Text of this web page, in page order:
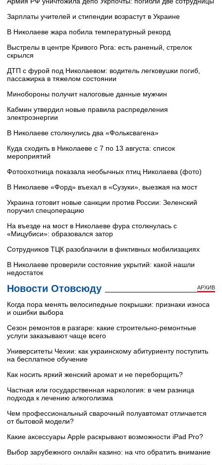
Зарплаты учителей и стипендии возрастут в Украине
В Николаеве жара побила температурный рекорд
Выстрелы в центре Кривого Рога: есть раненый, стрелок
скрылся
ДТП с фурой под Николаевом: водитель легковушки погиб,
пассажирка в тяжелом состоянии
Минобороны получит налоговые данные мужчин
Кабмин утвердил новые правила распределения
электроэнергии
В Николаеве столкнулись два «Фольксвагена»
Куда сходить в Николаеве с 7 по 13 августа: список
мероприятий
Фотоохотница показала необычных птиц Николаева (фото)
В Николаеве «Форд» въехал в «Сузуки», выезжая на мост
Украина готовит новые санкции против России: Зеленский
поручил спецоперацию
На въезде на мост в Николаеве фура столкнулась с
«Мицубиси»: образовался затор
Сотрудников ТЦК разоблачили в фиктивных мобилизациях
В Николаеве проверили состояние укрытий: какой нашли
недостаток
Новости Отовсюду АРХИВ
Когда пора менять велосипедные покрышки: признаки износа
и ошибки выбора
Сезон ремонтов в разгаре: какие строительно-ремонтные
услуги заказывают чаще всего
Университеты Чехии: как украинскому абитуриенту поступить
на бесплатное обучение
Как носить яркий женский аромат и не переборщить?
Частная или государственная наркология: в чем разница
подхода к лечению алкоголизма
Чем профессиональный сварочный полуавтомат отличается
от бытовой модели?
Какие аксессуары Apple раскрывают возможности iPad Pro?
Выбор зарубежного онлайн казино: на что обратить внимание